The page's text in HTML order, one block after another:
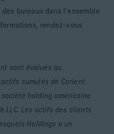
bureaux dans l’ensemble
rendez-vous
sont évalués au
cumulés de Corient
société holding américaine
LLC. Les actifs des clients
Holdings a un